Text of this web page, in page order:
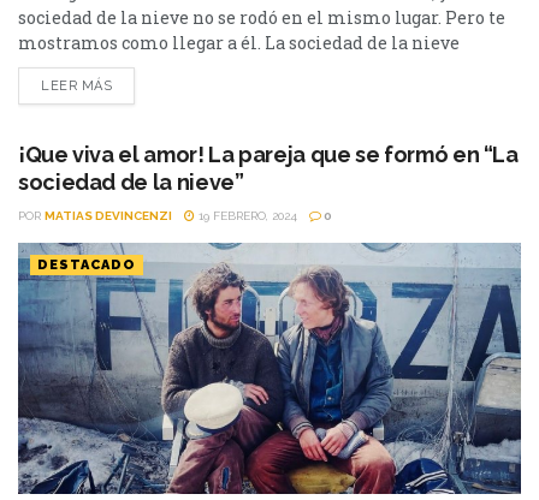
sociedad de la nieve no se rodó en el mismo lugar. Pero te
mostramos como llegar a él. La sociedad de la nieve
continúa en boca de todos. La producción de Netflix, se
grabó en Sierra Nevada (Granada), en Pradollano, la Hoya
LEER MÁS
¡Que viva el amor! La pareja que se formó en “La
sociedad de la nieve”
POR MATIAS DEVINCENZI 19 FEBRERO, 2024 0
DESTACADO